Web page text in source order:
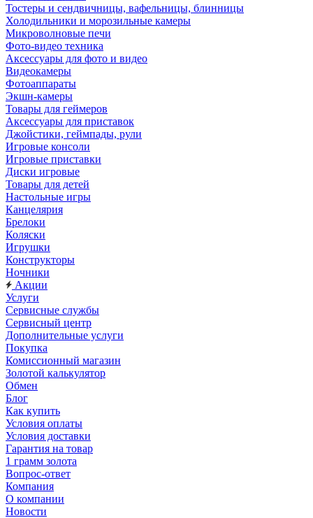
Тостеры и сендвичницы, вафельницы, блинницы
Холодильники и морозильные камеры
Микроволновые печи
Фото-видео техника
Аксессуары для фото и видео
Видеокамеры
Фотоаппараты
Экшн-камеры
Товары для геймеров
Аксессуары для приставок
Джойстики, геймпады, рули
Игровые консоли
Игровые приставки
Диски игровые
Товары для детей
Настольные игры
Канцелярия
Брелоки
Коляски
Игрушки
Конструкторы
Ночники
Акции
Услуги
Сервисные службы
Сервисный центр
Дополнительные услуги
Покупка
Комиссионный магазин
Золотой калькулятор
Обмен
Блог
Как купить
Условия оплаты
Условия доставки
Гарантия на товар
1 грамм золота
Вопрос-ответ
Компания
О компании
Новости